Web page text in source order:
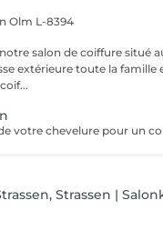
Olm L-8394
coeur de la
la famille est la bienvenue.